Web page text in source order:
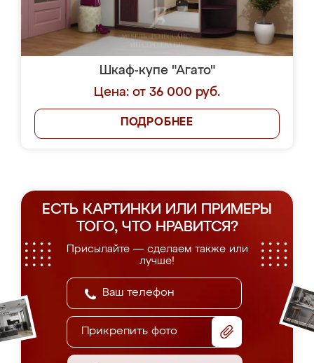
Шкаф-купе "Агато"
Цена: от 36 000 руб.
ПОДРОБНЕЕ
ЕСТЬ КАРТИНКИ ИЛИ ПРИМЕРЫ
ТОГО, ЧТО НРАВИТСЯ?
Присылайте — сделаем также или
лучше!
Прикрепить фото